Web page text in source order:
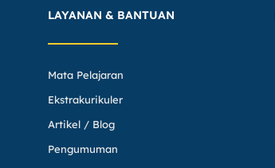
LAYANAN & BANTUAN
Mata Pelajaran
Ekstrakurikuler
Artikel / Blog
Pengumuman